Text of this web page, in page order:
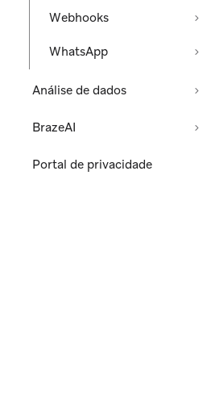
Webhooks
WhatsApp
Análise de dados
BrazeAI
Portal de privacidade